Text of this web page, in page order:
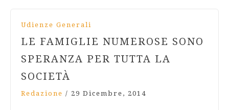
Udienze Generali
LE FAMIGLIE NUMEROSE SONO
SPERANZA PER TUTTA LA
SOCIETÀ
Redazione / 29 Dicembre, 2014